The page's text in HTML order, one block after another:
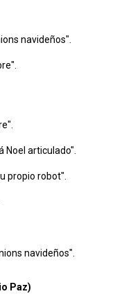
navideños".
Noel articulado".
propio robot".
navideños".
Paz)